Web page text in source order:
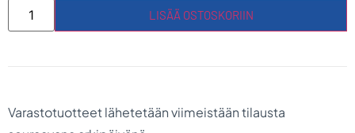
LISÄÄ OSTOSKORIIN
Varastotuotteet lähetetään viimeistään tilausta